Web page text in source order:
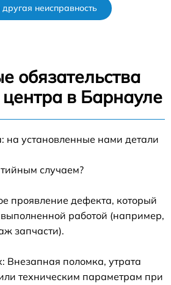
неисправность
обязательства
центра в Барнауле
на установленные нами детали
случаем?
проявление дефекта, который
работой (например,
запчасти).
Внезапная поломка, утрата
техническим параметрам при